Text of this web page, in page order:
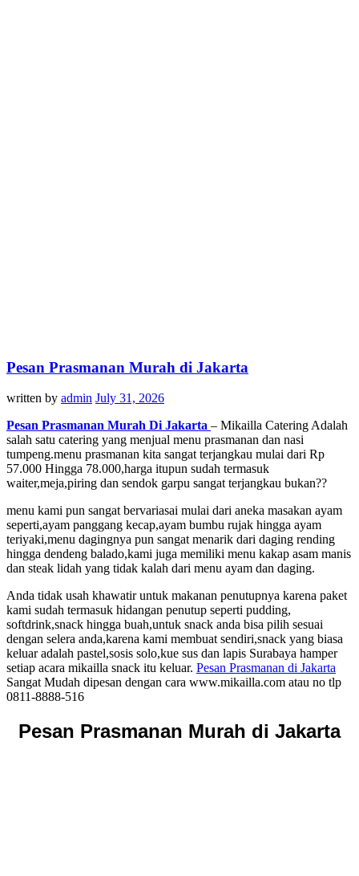
Pesan Prasmanan Murah di Jakarta
written by admin July 31, 2026
Pesan Prasmanan Murah Di Jakarta – Mikailla Catering Adalah
salah satu catering yang menjual menu prasmanan dan nasi
tumpeng.menu prasmanan kita sangat terjangkau mulai dari Rp
57.000 Hingga 78.000,harga itupun sudah termasuk
waiter,meja,piring dan sendok garpu sangat terjangkau bukan??
menu kami pun sangat bervariasai mulai dari aneka masakan ayam
seperti,ayam panggang kecap,ayam bumbu rujak hingga ayam
teriyaki,menu dagingnya pun sangat menarik dari daging rending
hingga dendeng balado,kami juga memiliki menu kakap asam manis
dan steak lidah yang tidak kalah dari menu ayam dan daging.
Anda tidak usah khawatir untuk makanan penutupnya karena paket
kami sudah termasuk hidangan penutup seperti pudding,
softdrink,snack hingga buah,untuk snack anda bisa pilih sesuai
dengan selera anda,karena kami membuat sendiri,snack yang biasa
keluar adalah pastel,sosis solo,kue sus dan lapis Surabaya hamper
setiap acara mikailla snack itu keluar. Pesan Prasmanan di Jakarta
Sangat Mudah dipesan dengan cara www.mikailla.com atau no tlp
0811-8888-516
Pesan Prasmanan Murah di Jakarta